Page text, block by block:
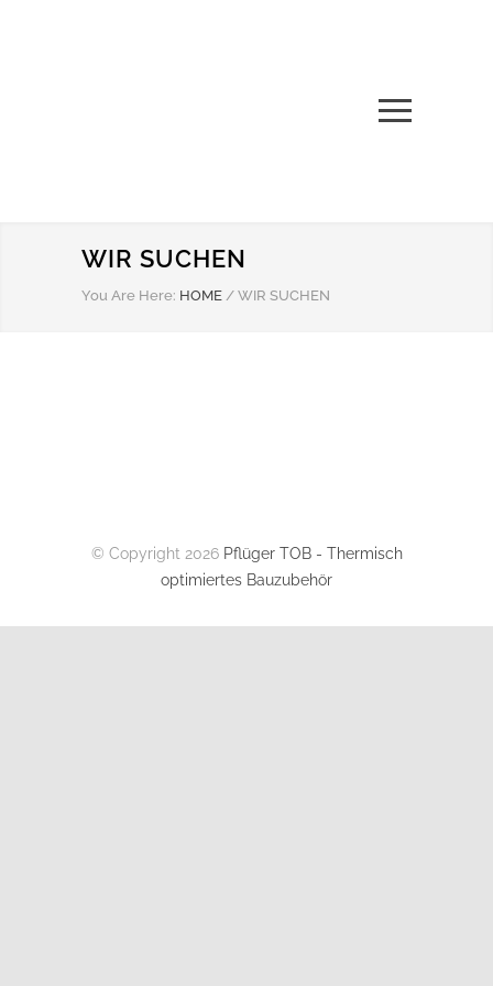
WIR SUCHEN
You Are Here: HOME / WIR SUCHEN
© Copyright 2026 Pflüger TOB - Thermisch
optimiertes Bauzubehör